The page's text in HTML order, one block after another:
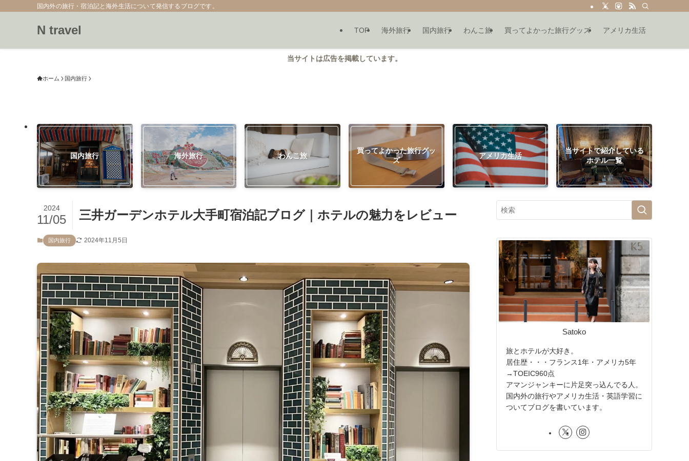
国内外の旅行・宿泊記と海外生活について発信するブログです。
N travel TOP 海外旅行 国内旅行 わんこ旅 買ってよかった旅行グッズ アメリカ生活
当サイトは広告を掲載しています。
ホーム 国内旅行
国内旅行 海外旅行 わんこ旅
買ってよかった旅行グッ
ズ
アメリカ生活
当サイトで紹介している
ホテル一覧
三井ガーデンホテル大手町宿泊記ブログ｜ホテルの魅力をレビュー
2024
11/05
国内旅行 2024年11月5日
Satoko
旅とホテルが大好き。
居住歴・・・フランス1年・アメリカ5年
→TOEIC960点
アマンジャンキーに片足突っ込んでる人。
国内外の旅行やアメリカ生活・英語学習に
ついてブログを書いています。